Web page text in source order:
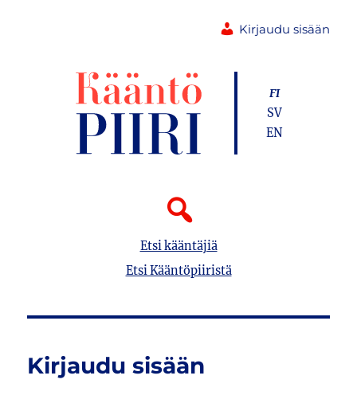
Kirjaudu sisään
Etsi kääntäjiä
Etsi Kääntöpiiristä
FI
SV
EN
Kirjaudu sisään